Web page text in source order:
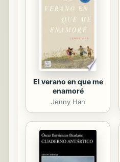
El verano en que me
enamoré
Jenny Han